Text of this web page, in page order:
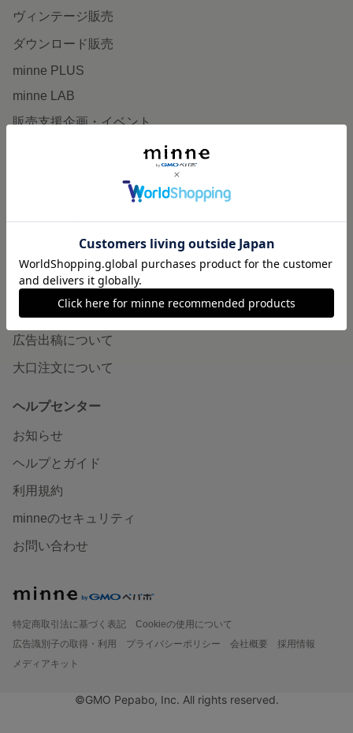
ヴィンテージ販売
ダウンロード販売
minne PLUS
minne LAB
販売支援企画・イベント
minneとものづくりと
minneの本
企業の方へ
広告出稿について
大口注文について
ヘルプセンター
お知らせ
ヘルプとガイド
利用規約
minneのセキュリティ
お問い合わせ
特定商取引法に基づく表記
Cookieの使用について
広告識別子の取得・利用
プライバシーポリシー 会社概要
採用情報
メディアキット
©GMO Pepabo, Inc. All rights reserved.